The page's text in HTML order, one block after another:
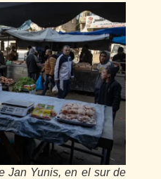
Jan Yunis, en el sur de